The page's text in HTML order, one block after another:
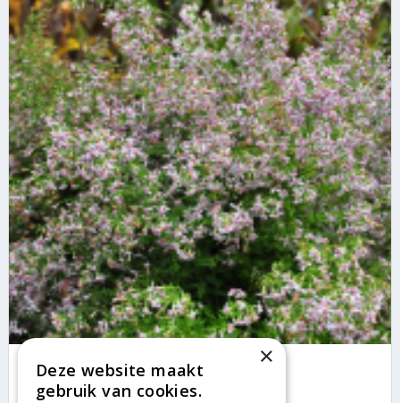
Aster
Aster cordifolius 'Ideal'
×
Deze website maakt
gebruik van cookies.